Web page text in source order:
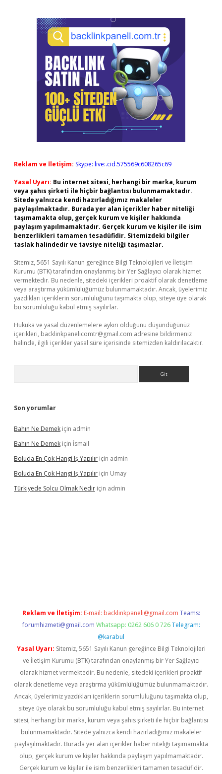
Reklam ve İletişim: Skype: live:.cid.575569c608265c69
Yasal Uyarı: Bu internet sitesi, herhangi bir marka, kurum
veya şahıs şirketi ile hiçbir bağlantısı bulunmamaktadır.
Sitede yalnızca kendi hazırladığımız makaleler
paylaşılmaktadır. Burada yer alan içerikler haber niteliği
taşımamakta olup, gerçek kurum ve kişiler hakkında
paylaşım yapılmamaktadır. Gerçek kurum ve kişiler ile isim
benzerlikleri tamamen tesadüfidir. Sitemizdeki bilgiler
taslak halindedir ve tavsiye niteliği taşımazlar.
Sitemiz, 5651 Sayılı Kanun gereğince Bilgi Teknolojileri ve İletişim
Kurumu (BTK) tarafından onaylanmış bir Yer Sağlayıcı olarak hizmet
vermektedir. Bu nedenle, sitedeki içerikleri proaktif olarak denetleme
veya araştırma yükümlülüğümüz bulunmamaktadır. Ancak, üyelerimiz
yazdıkları içeriklerin sorumluluğunu taşımakta olup, siteye üye olarak
bu sorumluluğu kabul etmiş sayılırlar.
Hukuka ve yasal düzenlemelere aykırı olduğunu düşündüğünüz
içerikleri, backlinkpanelicomtr@gmail.com adresine bildirmeniz
halinde, ilgili içerikler yasal süre içerisinde sitemizden kaldırılacaktır.
Son yorumlar
Bahın Ne Demek için admin
Bahın Ne Demek için İsmail
Boluda En Çok Hangi Iş Yapılır için admin
Boluda En Çok Hangi Iş Yapılır için Umay
Türkiyede Solcu Olmak Nedir için admin
Reklam ve İletişim: E-mail: backlinkpaneli@gmail.com Teams:
forumhizmeti@gmail.com Whatsapp: 0262 606 0 726 Telegram:
@karabul
Yasal Uyarı: Sitemiz, 5651 Sayılı Kanun gereğince Bilgi Teknolojileri
ve İletişim Kurumu (BTK) tarafından onaylanmış bir Yer Sağlayıcı
olarak hizmet vermektedir. Bu nedenle, sitedeki içerikleri proaktif
olarak denetleme veya araştırma yükümlülüğümüz bulunmamaktadır.
Ancak, üyelerimiz yazdıkları içeriklerin sorumluluğunu taşımakta olup,
siteye üye olarak bu sorumluluğu kabul etmiş sayılırlar. Bu internet
sitesi, herhangi bir marka, kurum veya şahıs şirketi ile hiçbir bağlantısı
bulunmamaktadır. Sitede yalnızca kendi hazırladığımız makaleler
paylaşılmaktadır. Burada yer alan içerikler haber niteliği taşımamakta
olup, gerçek kurum ve kişiler hakkında paylaşım yapılmamaktadır.
Gerçek kurum ve kişiler ile isim benzerlikleri tamamen tesadüfidir.